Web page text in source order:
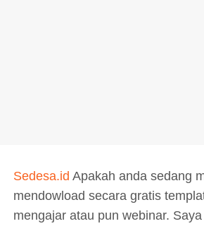
Sedesa.id Apakah anda sedang
mendowload secara gratis
mengajar atau pun webinar.